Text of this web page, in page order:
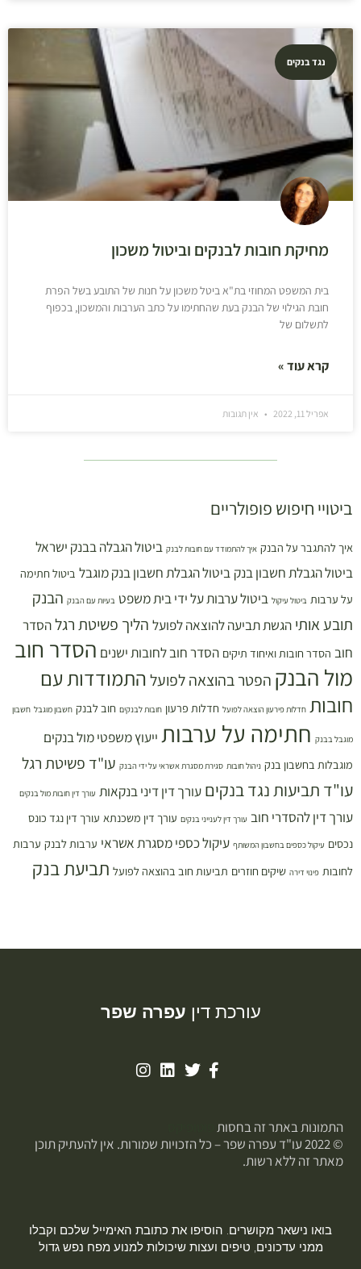
נגד בנקים
מחיקת חובות לבנקים וביטול משכון
בית המשפט המחוזי בת"א ביטל משכון על חנות של התובע בשל הפרת
חובת הגילוי של הבנק בעת שהחתימו על כתב הערבות והמשכון, בכפוף
לתשלום של
קרא עוד »
אפריל 11, 2022 אין תגובות
ביטויי חיפוש פופולריים
איך להתגבר על הבנק איך להתמודד עם חובות לבנק ביטול הגבלה בבנק ישראל
ביטול הגבלת חשבון בנק ביטול הגבלת חשבון בנק מוגבל ביטול חתימה
על ערבות ביטול עיקול ביטול ערבות על ידי בית משפט בעיות עם הבנק הבנק
תובע אותי הגשת תביעה להוצאה לפועל הליך פשיטת רגל הסדר
חוב הסדר חובות ואיחוד תיקים הסדר חוב לחובות ישנים הסדר חוב
מול הבנק הפטר בהוצאה לפועל התמודדות עם
חובות חדלות פירעון הוצאה לפועל חדלות פרעון חובות לבנקים חוב לבנק חשבון מוגבל חשבון
מוגבל בבנק חתימה על ערבות ייעוץ משפטי מול בנקים
מוגבלות בחשבון בנק ניהול חובות סגירת מסגרת אשראי על ידי הבנק עו"ד פשיטת רגל
עו"ד תביעות נגד בנקים עורך דין דיני בנקאות עורך דין חובות מול בנקים
עורך דין להסדרי חוב עורך דין לענייני בנקים עורך דין משכנתא עורך דין נגד כונס
נכסים עיקול כספים בחשבון המשותף עיקול כספי מסגרת אשראי ערבות לבנק ערבות
לחובות פינוי דירה שיקים חוזרים תביעות חוב בהוצאה לפועל תביעת בנק
עורכת דין עפרה שפר
התמונות באתר זה בחסות
© 2022 עו"ד עפרה שפר – כל הזכויות שמורות. אין להעתיק תוכן
מאתר זה ללא רשות.
בואו נישאר מקושרים. הוסיפו את כתובת האימייל שלכם וקבלו
ממני עדכונים, טיפים ועצות שיכולות למנוע מפח נפש גדול